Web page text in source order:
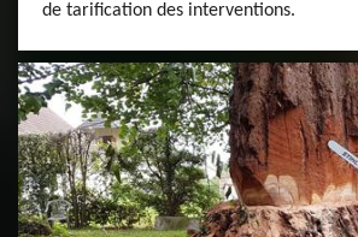
de tarification des interventions.